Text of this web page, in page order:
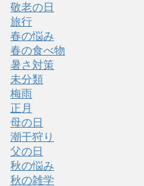
敬老の日
旅行
春の悩み
春の食べ物
暑さ対策
未分類
梅雨
正月
母の日
潮干狩り
父の日
秋の悩み
秋の雑学